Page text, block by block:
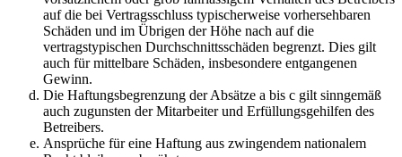
auf die bei Vertragsschluss typischerweise vorhersehbaren
Schäden und im Übrigen der Höhe nach auf die
vertragstypischen Durchschnittsschäden begrenzt. Dies gilt
auch für mittelbare Schäden, insbesondere entgangenen
Gewinn.
Die Haftungsbegrenzung der Absätze a bis c gilt sinngemäß
auch zugunsten der Mitarbeiter und Erfüllungsgehilfen des
Betreibers.
Ansprüche für eine Haftung aus zwingendem nationalem